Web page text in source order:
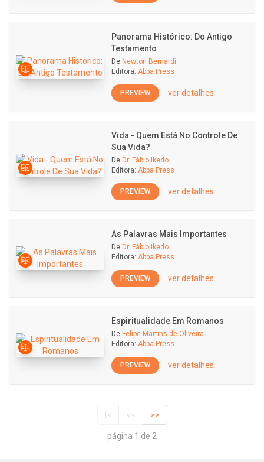
Panorama Histórico: Do Antigo
Testamento
De Newton Bernardi
Editora: Abba Press
PREVIEW ver detalhes
Vida - Quem Está No Controle De
Sua Vida?
De Dr. Fábio Ikedo
Editora: Abba Press
PREVIEW ver detalhes
As Palavras Mais Importantes
De Dr. Fábio Ikedo
Editora: Abba Press
PREVIEW ver detalhes
Espiritualidade Em Romanos
De Felipe Martins de Oliveira
Editora: Abba Press
PREVIEW ver detalhes
|< << >>
página 1 de 2